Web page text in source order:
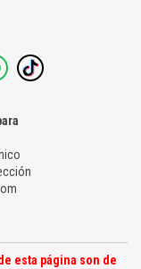
esta página son de